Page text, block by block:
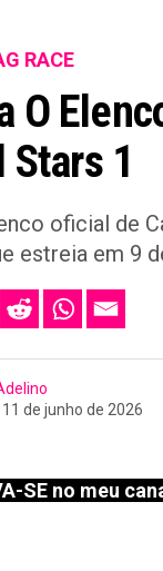
RACE
O
Stars 1
oficial de
estreia em 9
11 de junho de 2026
SE no meu